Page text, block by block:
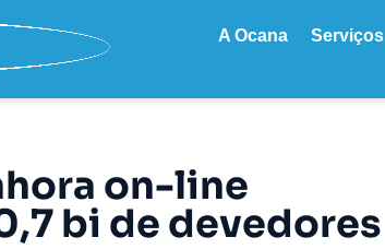
A Ocana Serviços
on-line
bi de devedores